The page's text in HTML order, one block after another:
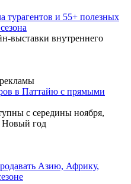
турагентов и 55+ полезных
выставки внутреннего
в Паттайю с прямыми
с середины ноября,
Новый год
Азию, Африку,